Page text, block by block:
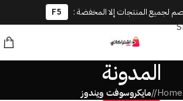
لجميع المنتجات إلا المخفضة : F5
المدونة
Home
/ مايكروسوفت ويندوز